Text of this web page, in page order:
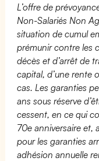
L’offre de
Non-Salariés Non
situation de cumul
prémunir contre les
décès et d’arrêt de
capital, d’une rente
cas. Les garanties
ans sous réserve
cessent, en ce qui
70e anniversaire et,
pour les garanties
adhésion annuelle